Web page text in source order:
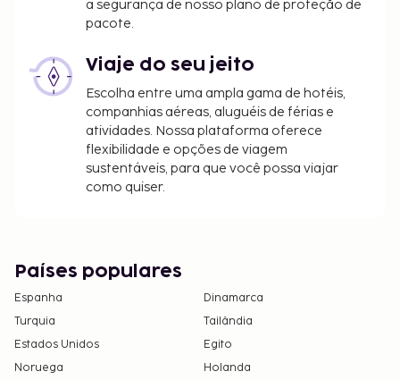
a segurança de nosso plano de proteção de
pacote.
Viaje do seu jeito
Escolha entre uma ampla gama de hotéis,
companhias aéreas, aluguéis de férias e
atividades. Nossa plataforma oferece
flexibilidade e opções de viagem
sustentáveis, para que você possa viajar
como quiser.
Países populares
Espanha
Dinamarca
Turquia
Tailândia
Estados Unidos
Egito
Noruega
Holanda